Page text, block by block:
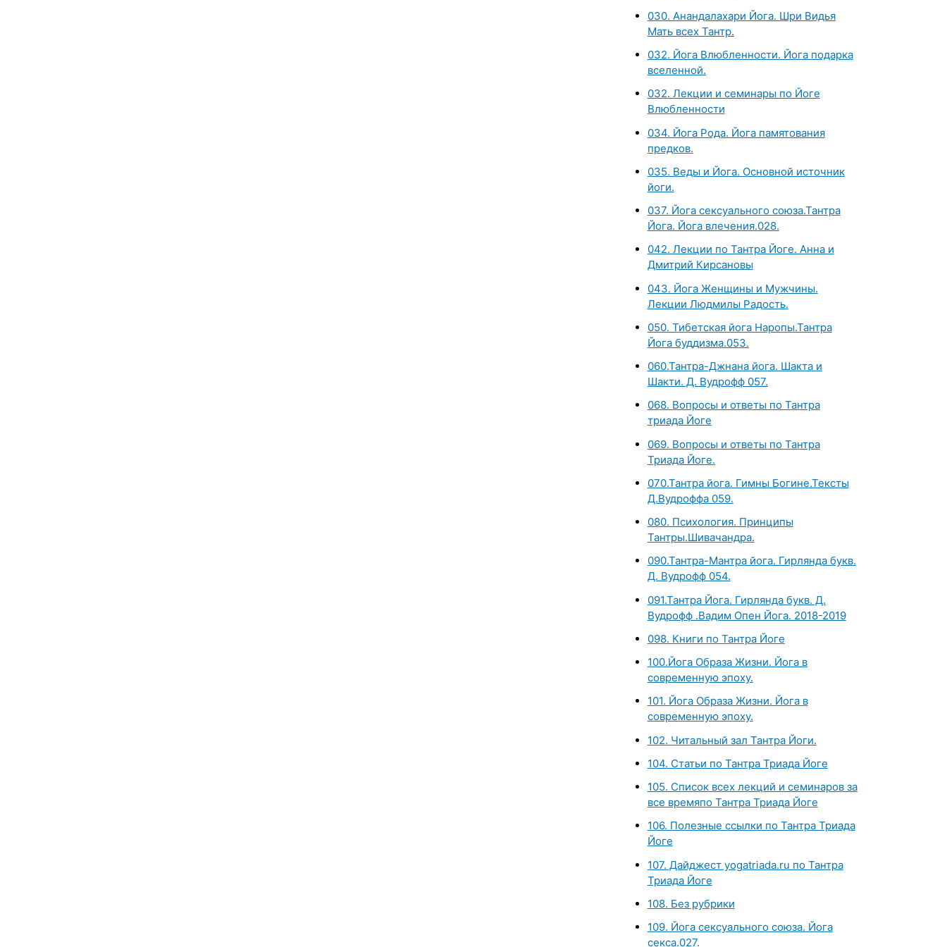
030. Анандалахари Йога. Шри Видья
Мать всех Тантр.
032. Йога Влюбленности. Йога подарка
вселенной.
032. Лекции и семинары по Йоге
Влюбленности
034. Йога Рода. Йога памятования
предков.
035. Веды и Йога. Основной источник
йоги.
037. Йога сексуального союза.Тантра
Йога. Йога влечения.028.
042. Лекции по Тантра Йоге. Анна и
Дмитрий Кирсановы
043. Йога Женщины и Мужчины.
Лекции Людмилы Радость.
050. Тибетская йога Наропы.Тантра
Йога буддизма.053.
060.Тантра-Джнана йога. Шакта и
Шакти. Д. Вудрофф 057.
068. Вопросы и ответы по Тантра
триада Йоге
069. Вопросы и ответы по Тантра
Триада Йоге.
070.Тантра йога. Гимны Богине.Тексты
Д.Вудроффа 059.
080. Психология. Принципы
Тантры.Шивачандра.
090.Тантра-Мантра йога. Гирлянда букв.
Д. Вудрофф 054.
091.Тантра Йога. Гирлянда букв. Д.
Вудрофф .Вадим Опен Йога. 2018-2019
098. Книги по Тантра Йоге
100.Йога Образа Жизни. Йога в
современную эпоху.
101. Йога Образа Жизни. Йога в
современную эпоху.
102. Читальный зал Тантра Йоги.
104. Статьи по Тантра Триада Йоге
105. Список всех лекций и семинаров за
все времяпо Тантра Триада Йоге
106. Полезные ссылки по Тантра Триада
Йоге
107. Дайджест yogatriada.ru по Тантра
Триада Йоге
108. Без рубрики
109. Йога сексуального союза. Йога
секса.027.